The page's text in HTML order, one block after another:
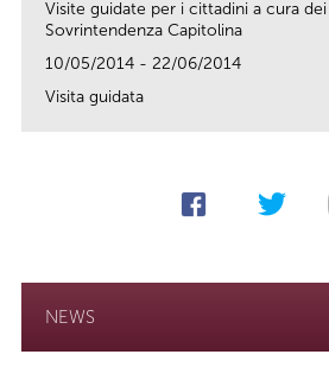
Visite guidate per i cittadini a cura
Sovrintendenza Capitolina
10/05/2014 - 22/06/2014
Visita guidata
NEWS